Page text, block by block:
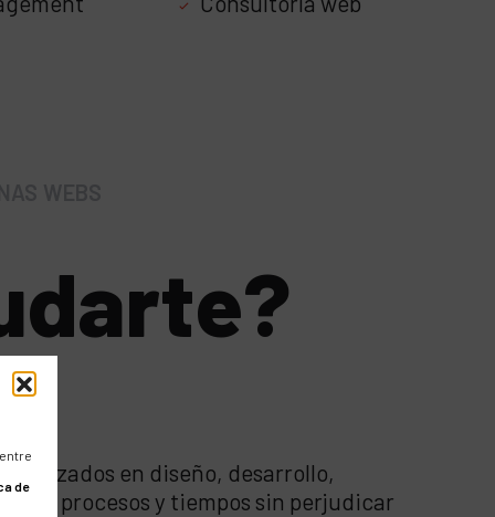
de
en diseño, desarrollo,
los procesos y tiempos sin perjudicar